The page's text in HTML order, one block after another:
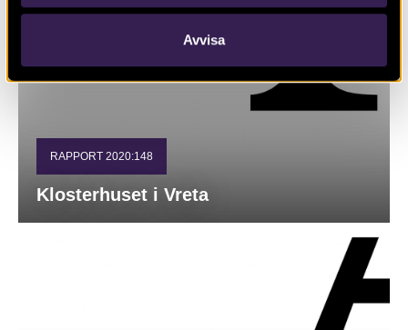
Avvisa
RAPPORT 2020:148
Klosterhuset i Vreta